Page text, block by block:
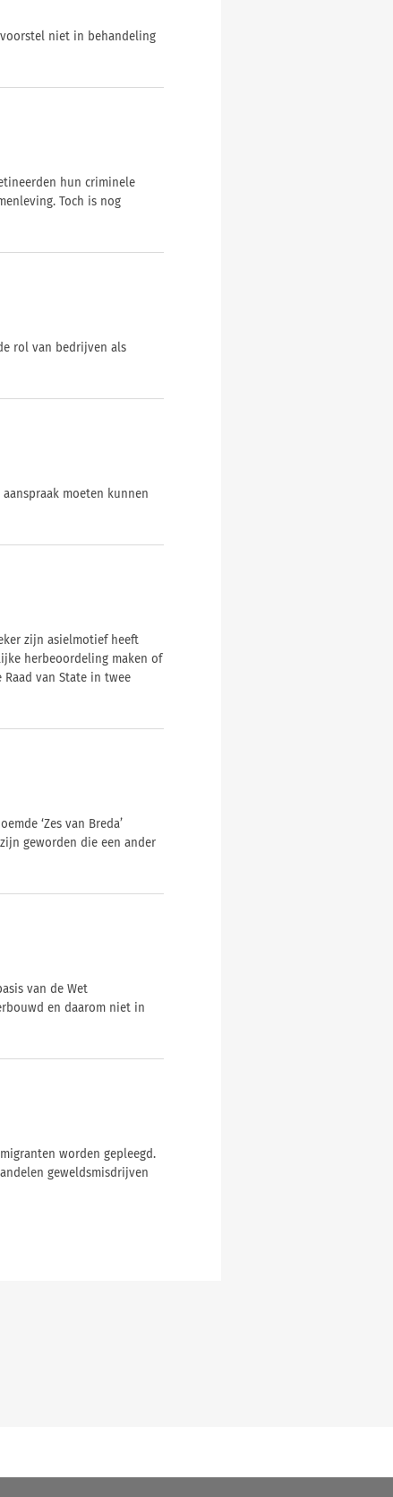
niet in behandeling
hun criminele
Toch is nog
rol van bedrijven als
moeten kunnen
zijn asielmotief heeft
herbeoordeling maken of
van State in twee
‘Zes van Breda’
geworden die een ander
van de Wet
en daarom niet in
worden gepleegd.
geweldsmisdrijven